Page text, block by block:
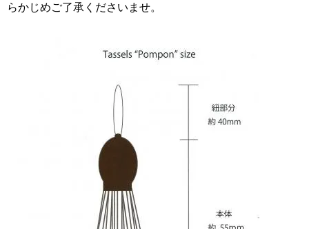
らかじめご了承くださいませ。